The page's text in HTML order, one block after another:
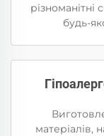
будь-
матеріалів,